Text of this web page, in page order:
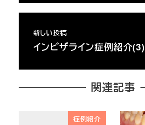
新しい投稿
インビザライン症例紹介(3)
関連記事
症例紹介